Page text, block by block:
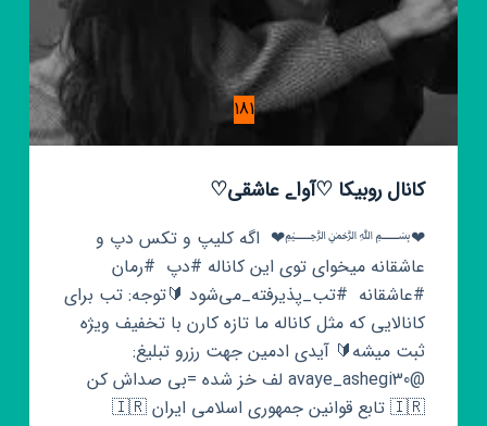
181
کانال روبیکا ♡آواے عاشقی♡
❤﷽❤ ‌ اگه کلیپ و تکس دپ و
عاشقانه میخوای توی این کاناله #دپ ‌ #رمان‌ ‌ ‌
#عاشقانه ‌ #‌تب_پذیرفته_می‌شود 🔰توجه: تب برای
کانالایی که مثل کاناله ما تازه کارن با تخفیف ویژه
ثبت میشه🔰 آیدی ادمین جهت رزرو تبلیغ:
@avaye_ashegi30 لف خز شده =بی صداش کن ‌
🇮🇷 تابع قوانین جمهوری اسلامی ایران 🇮🇷